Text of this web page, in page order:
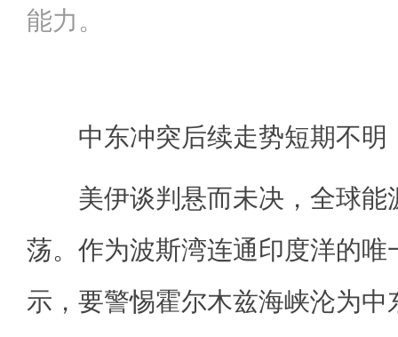
能力。
中东冲突后续走势短期不明
美伊谈判悬而未决，全球能
荡。作为波斯湾连通印度洋的唯
示，要警惕霍尔木兹海峡沦为